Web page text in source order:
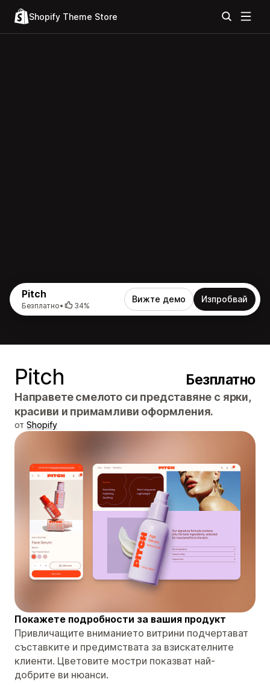
Shopify Theme Store
Pitch
Безплатно• 34%
Вижте демо Изпробвай
Pitch Безплатно
Направете смелото си представяне с ярки,
красиви и примамливи оформления.
от Shopify
Покажете подробности за вашия продукт
Привличащите вниманието витрини подчертават
съставките и предимствата за взискателните
клиенти. Цветовите мостри показват най-
добрите ви нюанси.